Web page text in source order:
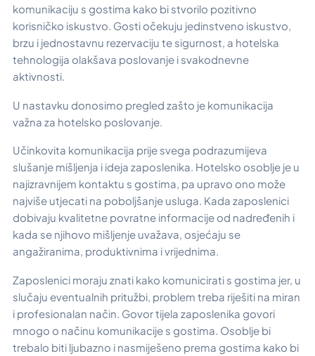
komunikaciju s gostima kako bi stvorilo pozitivno
korisničko iskustvo. Gosti očekuju jedinstveno iskustvo,
brzu i jednostavnu rezervaciju te sigurnost, a hotelska
tehnologija olakšava poslovanje i svakodnevne
aktivnosti.
U nastavku donosimo pregled zašto je komunikacija
važna za hotelsko poslovanje.
Učinkovita komunikacija prije svega podrazumijeva
slušanje mišljenja i ideja zaposlenika. Hotelsko osoblje je u
najizravnijem kontaktu s gostima, pa upravo ono može
najviše utjecati na poboljšanje usluga. Kada zaposlenici
dobivaju kvalitetne povratne informacije od nadređenih i
kada se njihovo mišljenje uvažava, osjećaju se
angažiranima, produktivnima i vrijednima.
Zaposlenici moraju znati kako komunicirati s gostima jer, u
slučaju eventualnih pritužbi, problem treba riješiti na miran
i profesionalan način. Govor tijela zaposlenika govori
mnogo o načinu komunikacije s gostima. Osoblje bi
trebalo biti ljubazno i nasmiješeno prema gostima kako bi